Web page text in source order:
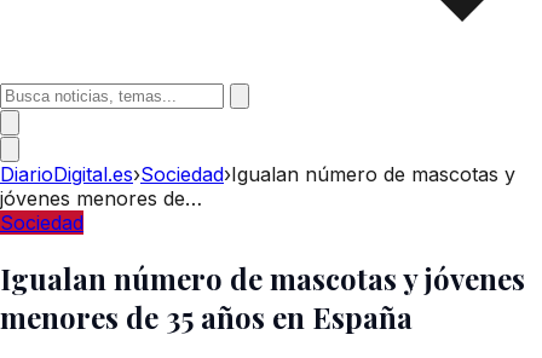
DiarioDigital.es›Sociedad›Igualan número de mascotas y
jóvenes menores de…
Sociedad
Igualan número de mascotas y jóvenes
menores de 35 años en España